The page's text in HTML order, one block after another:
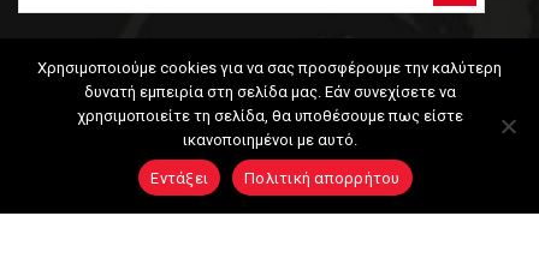
Χρησιμοποιούμε cookies για να σας προσφέρουμε την καλύτερη
δυνατή εμπειρία στη σελίδα μας. Εάν συνεχίσετε να
χρησιμοποιείτε τη σελίδα, θα υποθέσουμε πως είστε
ικανοποιημένοι με αυτό.
Εντάξει Πολιτική απορρήτου
×